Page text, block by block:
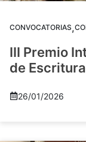
CONVOCATORIAS,
III Premio
de
26/01/2026